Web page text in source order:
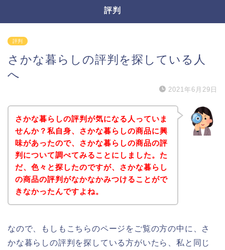
評判
評判
さかな暮らしの評判を探している人
へ
2021年6月29日
さかな暮らしの評判が気になる人っていま
せんか？私自身、さかな暮らしの商品に興
味があったので、さかな暮らしの商品の評
判について調べてみることにしました。た
だ、色々と探したのですが、さかな暮らし
の商品の評判がなかなかみつけることがで
きなかったんですよね。
なので、もしもこちらのページをご覧の方の中に、さ
かな暮らしの評判を探している方がいたら、私と同じ